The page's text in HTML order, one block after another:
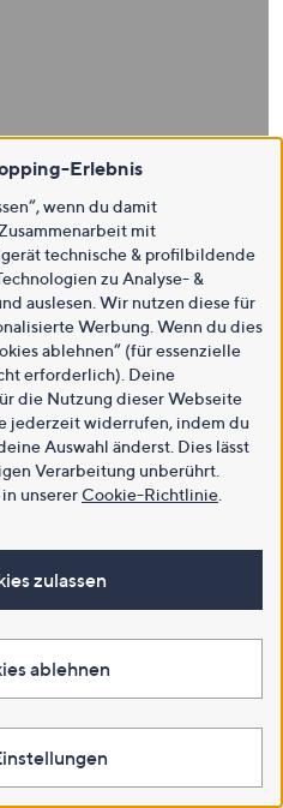
Erlebnis
wenn du damit
mit
technische & profilbildende
zu Analyse- &
auslesen. Wir nutzen diese für
Werbung. Wenn du dies
ablehnen“ (für essenzielle
erforderlich). Deine
die Nutzung dieser Webseite
jederzeit widerrufen, indem du
Auswahl änderst. Dies lässt
Verarbeitung unberührt.
unsererCookie-Richtlinie
zulassen
ablehnen